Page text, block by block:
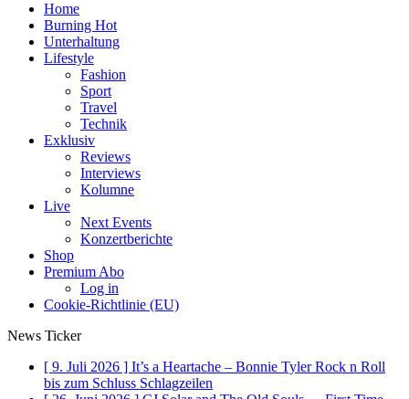
Home
Burning Hot
Unterhaltung
Lifestyle
Fashion
Sport
Travel
Technik
Exklusiv
Reviews
Interviews
Kolumne
Live
Next Events
Konzertberichte
Shop
Premium Abo
Log in
Cookie-Richtlinie (EU)
News Ticker
[ 9. Juli 2026 ] It’s a Heartache – Bonnie Tyler Rock n Roll
bis zum Schluss Schlagzeilen